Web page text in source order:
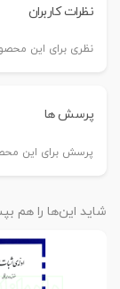
نظرات کاربران
نظری برای این
پرسش ها
پرسش برای این
شاید این‌ها را هم